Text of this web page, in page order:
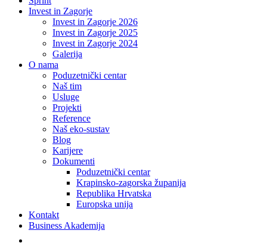
Invest in Zagorje
Invest in Zagorje 2026
Invest in Zagorje 2025
Invest in Zagorje 2024
Galerija
O nama
Poduzetnički centar
Naš tim
Usluge
Projekti
Reference
Naš eko-sustav
Blog
Karijere
Dokumenti
Poduzetnički centar
Krapinsko-zagorska županija
Republika Hrvatska
Europska unija
Kontakt
Business Akademija